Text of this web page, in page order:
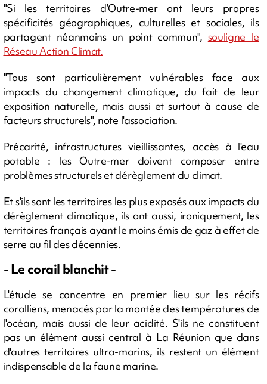
"Si les territoires d’Outre-mer ont leurs propres
spécificités géographiques, culturelles et sociales, ils
partagent néanmoins un point commun", souligne le
Réseau Action Climat.
"Tous sont particulièrement vulnérables face aux
impacts du changement climatique, du fait de leur
exposition naturelle, mais aussi et surtout à cause de
facteurs structurels", note l'association.
Précarité, infrastructures vieillissantes, accès à l'eau
potable : les Outre-mer doivent composer entre
problèmes structurels et dérèglement du climat.
Et s'ils sont les territoires les plus exposés aux impacts du
dérèglement climatique, ils ont aussi, ironiquement, les
territoires français ayant le moins émis de gaz à effet de
serre au fil des décennies.
- Le corail blanchit -
L'étude se concentre en premier lieu sur les récifs
coralliens, menacés par la montée des températures de
l'océan, mais aussi de leur acidité. S'ils ne constituent
pas un élément aussi central à La Réunion que dans
d'autres territoires ultra-marins, ils restent un élément
indispensable de la faune marine.